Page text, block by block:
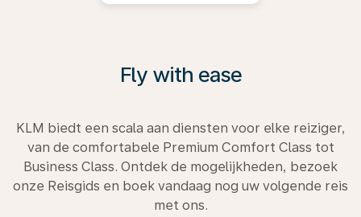
Fly with ease
KLM biedt een scala aan diensten voor elke reiziger,
van de comfortabele Premium Comfort Class tot
Business Class. Ontdek de mogelijkheden, bezoek
onze Reisgids en boek vandaag nog uw volgende reis
met ons.